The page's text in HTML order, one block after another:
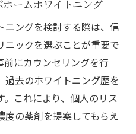
ームホワイトニング
ニングを検討する際は、信
ニックを選ぶことが重要で
前にカウンセリングを行
過去のホワイトニング歴を
これにより、個人のリス
度の薬剤を提案してもらえ